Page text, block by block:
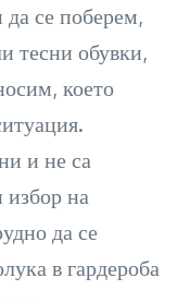
се поберем,
тесни обувки,
​​което
и не са
на
да се
в гардероба